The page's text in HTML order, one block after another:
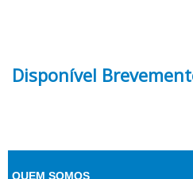
Disponível
QUEM SOMOS